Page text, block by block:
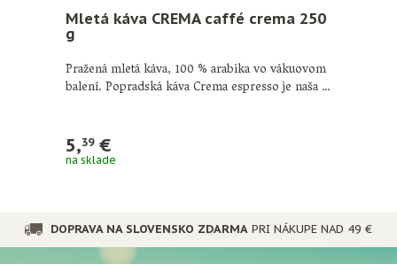
Mletá káva CREMA caffé crema 250
g
Pražená mletá káva, 100 % arabika vo vákuovom
balení. Popradská káva Crema espresso je naša …
5,39€
na sklade
DOPRAVA NA SLOVENSKO ZDARMA PRI NÁKUPE NAD 49 €